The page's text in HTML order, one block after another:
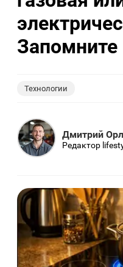
Технологии
Дмитрий
Редактор